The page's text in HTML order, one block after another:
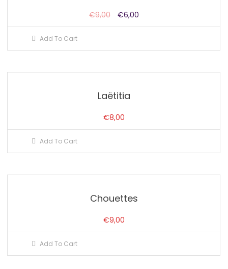
€9,00 €6,00
Add To Cart
Laëtitia
€8,00
Add To Cart
Chouettes
€9,00
Add To Cart